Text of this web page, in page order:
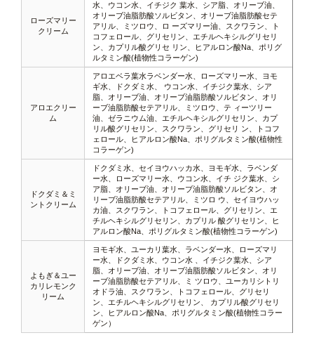
ローズマリー
クリーム
水、ウコン水、イチジク 葉水、シア脂、オリーブ油、
オリーブ油脂肪酸ソルビタン、オリーブ油脂肪酸セテ
アリル、ミツロウ、ロ ーズマリー油、スクワラン、ト
コフェロール、グリセリン、エチルヘキシルグリセリ
ン、カプリル酸グリセ リン、ヒアルロン酸Na、ポリグ
ルタミン酸(植物性コラーゲン)
アロエクリー
ム
アロエベラ葉水ラベンダー水、ローズマリー水、ヨモ
ギ水、ドクダミ水、 ウコン水、イチジク葉水、シア
脂、オリーブ油、オリーブ油脂肪酸ソルビタン、オリ
ーブ油脂肪酸セテアリル、ミツロウ、テ ィーツリー
油、ゼラニウム油、エチルヘキシルグリセリン、カプ
リル酸グリセリン、スクワラン、グリセリ ン、トコフ
ェロール、ヒアルロン酸Na、ポリグルタミン酸(植物性
コラーゲン)
ドクダミ＆ミ
ントクリーム
ドクダミ水、セイヨウハッカ水、ヨモギ水、ラベンダ
ー水、ローズマリー水、ウコン水、イチ ジク葉水、シ
ア脂、オリーブ油、オリーブ油脂肪酸ソルビタン、オ
リーブ油脂肪酸セテアリル、ミツロ ウ、セイヨウハッ
カ油、スクワラン、トコフェロール、グリセリン、エ
チルヘキシルグリセリン、カプリル 酸グリセリン、ヒ
アルロン酸Na、ポリグルタミン酸(植物性コラーゲン)
よもぎ＆ユー
カリレモンク
リーム
ヨモギ水、ユーカリ葉水、ラベンダー水、ローズマリ
ー水、ドクダミ水、ウコン水 、イチジク葉水、シア
脂、オリーブ油、オリーブ油脂肪酸ソルビタン、オリ
ーブ油脂肪酸セテアリル、ミ ツロウ、ユーカリシトリ
オドラ油、スクワラン、トコフェロール、グリセリ
ン、エチルヘキシルグリセリン、 カプリル酸グリセリ
ン、ヒアルロン酸Na、ポリグルタミン酸(植物性コラー
ゲン）